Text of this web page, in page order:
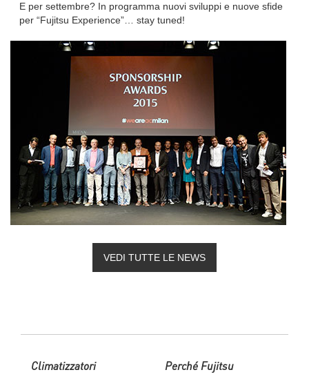
E per settembre? In programma nuovi sviluppi e nuove sfide
per “Fujitsu Experience”… stay tuned!
VEDI TUTTE LE NEWS
Climatizzatori Perché Fujitsu